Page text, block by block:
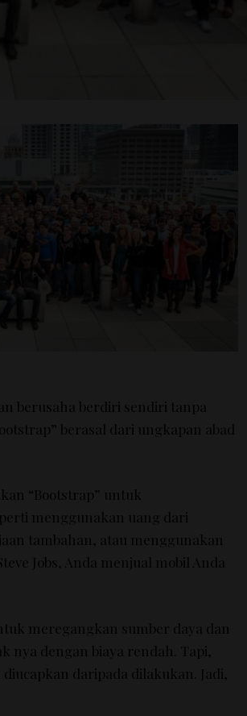
berusaha berdiri sendiri tanpa
berasal dari ungkapan abad
“Bootstrap” untuk
menggunakan uang dari
tambahan, atau menggunakan
Jobs, Anda menjual mobil Anda
meregangkan sumber daya dan
nya dengan biaya rendah. Tapi,
daripada dilakukan. Jadi,